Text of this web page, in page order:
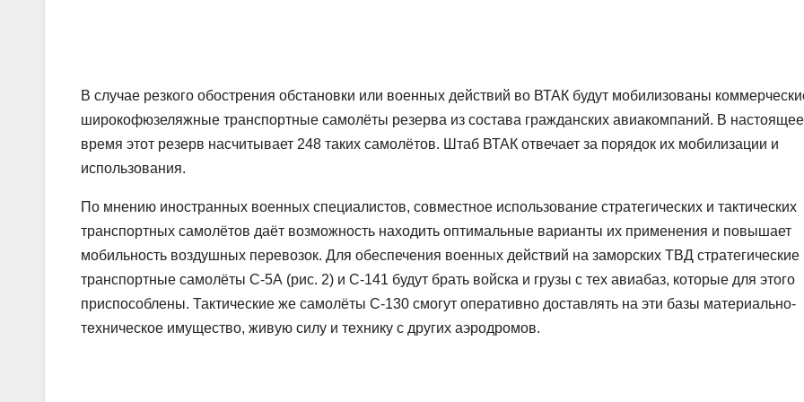
В случае резкого обострения обстановки или военных действий во ВТАК будут мобилизованы
широкофюзеляжные транспортные самолёты резерва из состава гражданских авиакомпаний. В настоящее
время этот резерв насчитывает 248 таких самолётов. Штаб ВТАК отвечает за порядок их мобилизации и
использования.
По мнению иностранных военных специалистов, совместное использование стратегических и тактических
транспортных самолётов даёт возможность находить оптимальные варианты их применения и повышает
мобильность воздушных перевозок. Для обеспечения военных действий на заморских ТВД стратегические
транспортные самолёты С-5А (рис. 2) и С-141 будут брать войска и грузы с тех авиабаз, которые для этого
приспособлены. Тактические же самолёты С-130 смогут оперативно доставлять на эти базы материально-
техническое имущество, живую силу и технику с других аэродромов.